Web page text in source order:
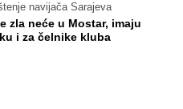
navijača Sarajeva
zla neće u Mostar, imaju
i za čelnike kluba